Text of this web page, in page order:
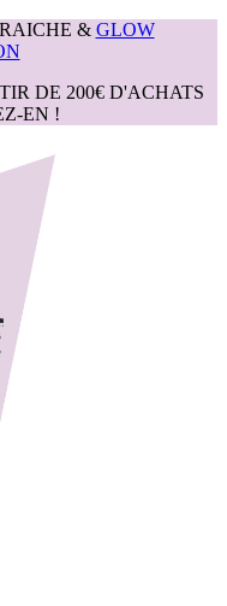
& GLOW
DE 200€ D'ACHATS
EN !